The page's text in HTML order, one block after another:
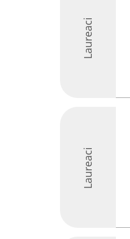
Laureaci
Laureaci